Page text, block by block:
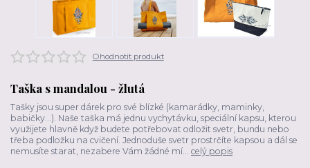
Ohodnotit produkt
Taška s mandalou - žlutá
Tašky jsou super dárek pro své blízké (kamarádky, maminky,
babičky…). Naše taška má jednu vychytávku, speciální kapsu, kterou
využijete hlavně když budete potřebovat odložit svetr, bundu nebo
třeba podložku na cvičení. Jednoduše svetr prostrčíte kapsou a dál se
nemusíte starat, nezabere Vám žádné mí... celý popis